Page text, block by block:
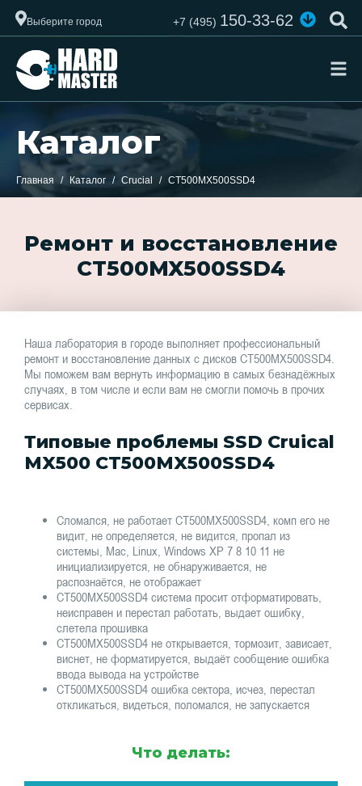
Выберите город +7 (495)150-33-62
Каталог
Главная Каталог Crucial CT500MX500SSD4
Ремонт и восстановление
CT500MX500SSD4
Наша лаборатория в городе выполняет профессиональный
ремонт и восстановление данных с дисков CT500MX500SSD4.
Мы поможем вам вернуть информацию в самых безнадёжных
случаях, в том числе и если вам не смогли помочь в прочих
сервисах.
Типовые проблемы SSD Cruical
MX500 CT500MX500SSD4
Сломался, не работает CT500MX500SSD4, комп его не
видит, не определяется, не видится, пропал из
системы, Mac, Linux, Windows XP 7 8 10 11 не
инициализируется, не обнаруживается, не
распознаётся, не отображает
CT500MX500SSD4 система просит отформатировать,
неисправен и перестал работать, выдает ошибку,
слетела прошивка
CT500MX500SSD4 не открывается, тормозит, зависает,
виснет, не форматируется, выдаёт сообщение ошибка
ввода вывода на устройстве
CT500MX500SSD4 ошибка сектора, исчез, перестал
откликаться, видеться, поломался, не запускается
Что делать: